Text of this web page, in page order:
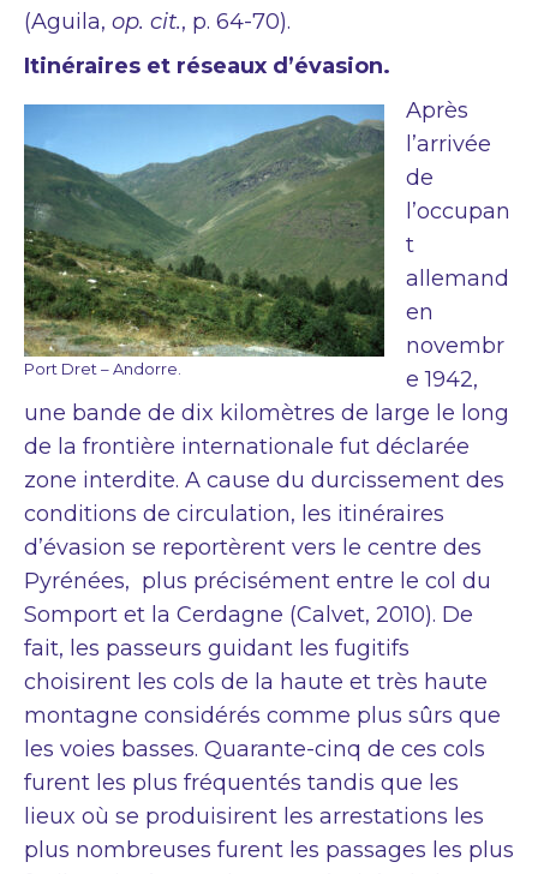
(Aguila, op. cit., p. 64-70).
Itinéraires et réseaux d’évasion.
Port Dret – Andorre.
Après
l’arrivée
de
l’occupan
t
allemand
en
novembr
e 1942,
une bande de dix kilomètres de large le long
de la frontière internationale fut déclarée
zone interdite. A cause du durcissement des
conditions de circulation, les itinéraires
d’évasion se reportèrent vers le centre des
Pyrénées, plus précisément entre le col du
Somport et la Cerdagne (Calvet, 2010). De
fait, les passeurs guidant les fugitifs
choisirent les cols de la haute et très haute
montagne considérés comme plus sûrs que
les voies basses. Quarante-cinq de ces cols
furent les plus fréquentés tandis que les
lieux où se produisirent les arrestations les
plus nombreuses furent les passages les plus